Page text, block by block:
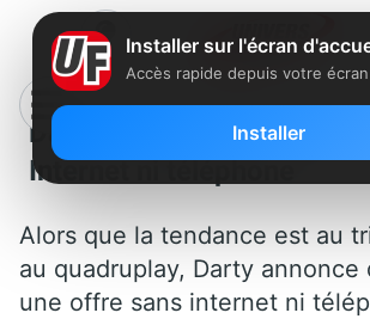
Darty lance une offre
Internet ni téléphone
Alors que la tendance est au
au quadruplay, Darty annonce
une offre sans internet ni
Installer sur l'écran
Accès rapide depuis votre
Installer